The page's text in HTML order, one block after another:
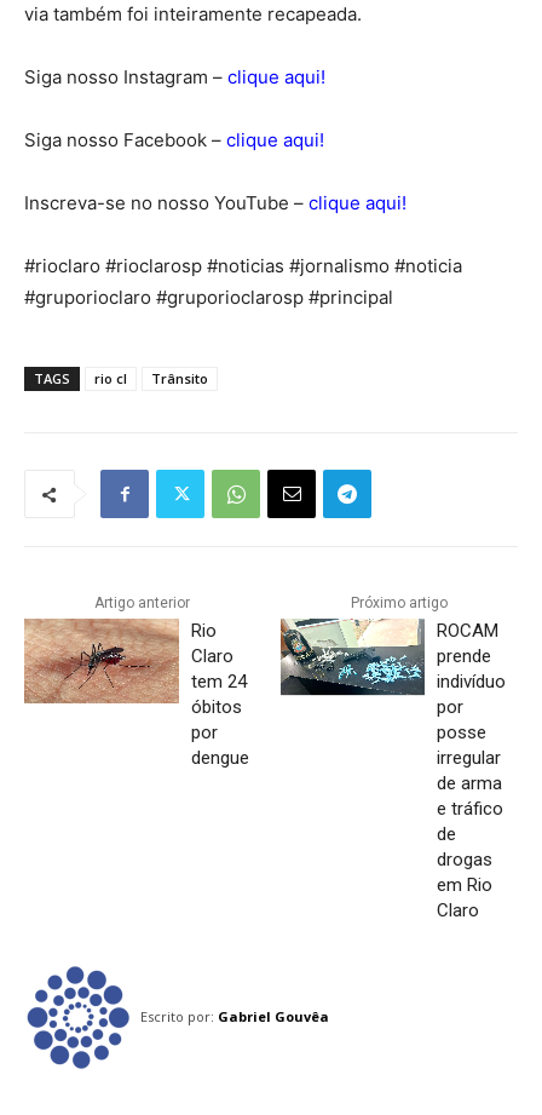
via também foi inteiramente recapeada.
Siga nosso Instagram – clique aqui!
Siga nosso Facebook – clique aqui!
Inscreva-se no nosso YouTube – clique aqui!
#rioclaro #rioclarosp #noticias #jornalismo #noticia
#gruporioclaro #gruporioclarosp #principal
TAGS rio cl Trânsito
Artigo anterior
Rio
Claro
tem 24
óbitos
por
dengue
Próximo artigo
ROCAM
prende
indivíduo
por
posse
irregular
de arma
e tráfico
de
drogas
em Rio
Claro
Escrito por: Gabriel Gouvêa